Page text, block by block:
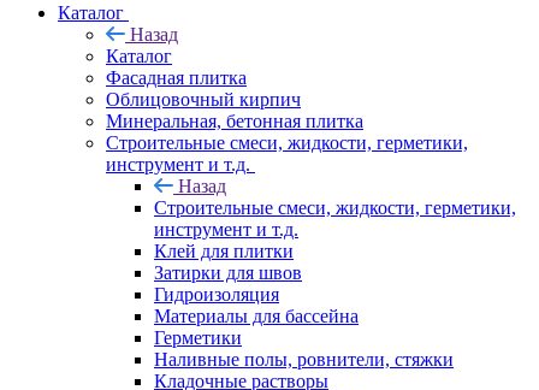
Каталог
Назад
Каталог
Фасадная плитка
Облицовочный кирпич
Минеральная, бетонная плитка
Строительные смеси, жидкости, герметики,
инструмент и т.д.
Назад
Строительные смеси, жидкости, герметики,
инструмент и т.д.
Клей для плитки
Затирки для швов
Гидроизоляция
Материалы для бассейна
Герметики
Наливные полы, ровнители, стяжки
Кладочные растворы